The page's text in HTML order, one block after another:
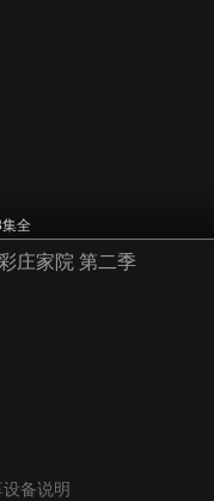
全
庄家院 第二季
备说明